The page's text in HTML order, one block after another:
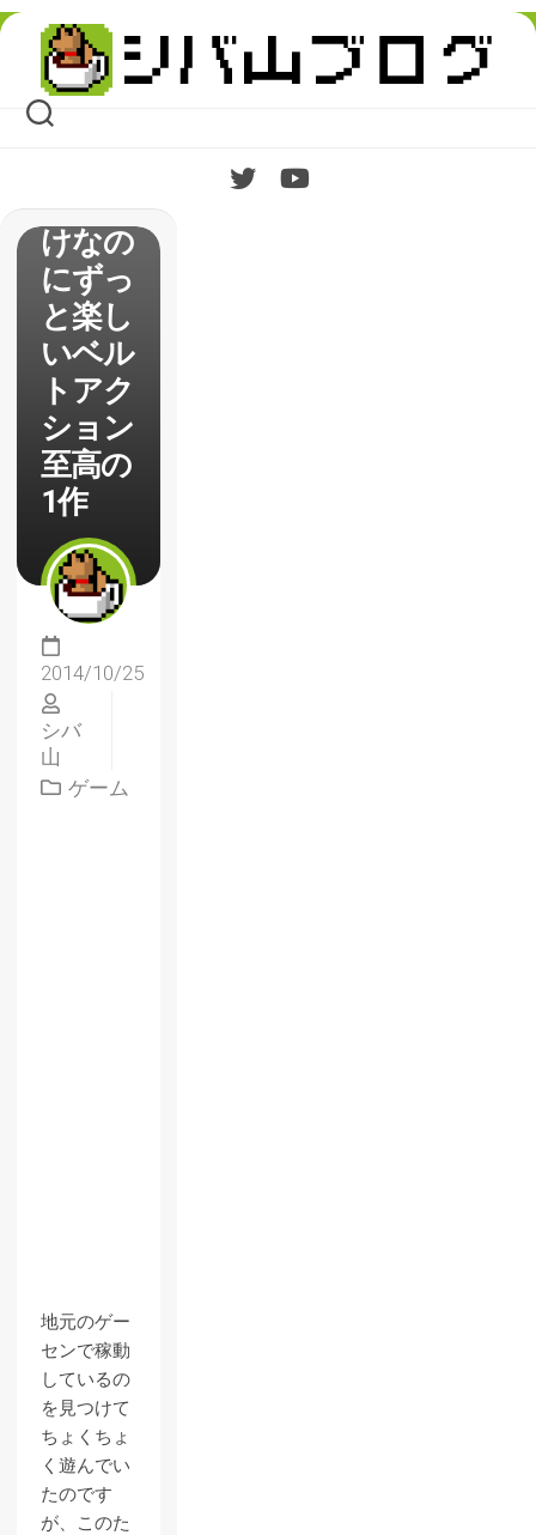
Skip
content
にかく
エイリ
アンを
ボッコ
するだ
けなの
にずっ
と楽し
いベル
トアク
ション
至高の
1作
2014/10/25
シバ
山
ゲーム
地元のゲー
センで稼動
しているの
を見つけて
ちょくちょ
く遊んでい
たのです
が、このた